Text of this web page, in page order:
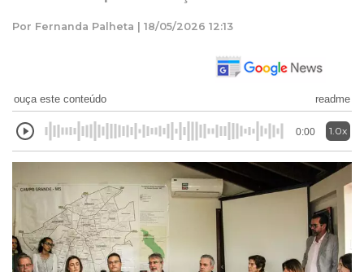
Por Fernanda Palheta | 18/05/2026 12:13
ouça este conteúdo readme
0:00 1.0x